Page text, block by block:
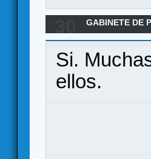
GABINETE DE
Si.
ellos.